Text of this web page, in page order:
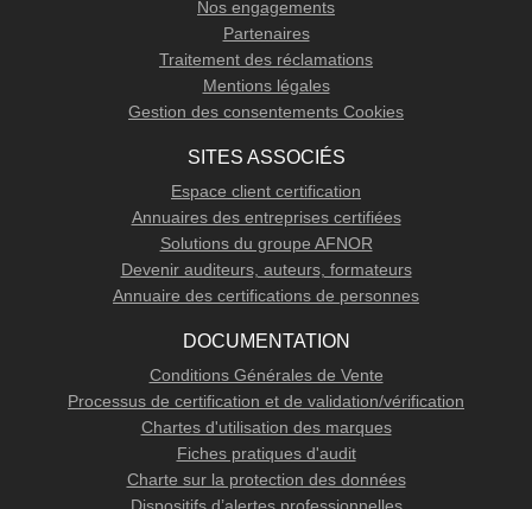
Nos engagements
Partenaires
Traitement des réclamations
Mentions légales
Gestion des consentements Cookies
SITES ASSOCIÉS
Espace client certification
Annuaires des entreprises certifiées
Solutions du groupe AFNOR
Devenir auditeurs, auteurs, formateurs
Annuaire des certifications de personnes
DOCUMENTATION
Conditions Générales de Vente
Processus de certification et de validation/vérification
Chartes d'utilisation des marques
Fiches pratiques d'audit
Charte sur la protection des données